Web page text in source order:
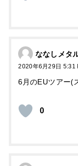
ななしメタ
2020年6月29日 5:31
6月のEUツアー(
0